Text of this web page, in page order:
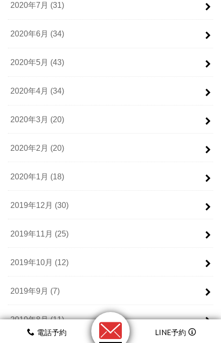
電話予約 LINE予約
2020年7月 (31)
2020年6月 (34)
2020年5月 (43)
2020年4月 (34)
2020年3月 (20)
2020年2月 (20)
2020年1月 (18)
2019年12月 (30)
2019年11月 (25)
2019年10月 (12)
2019年9月 (7)
2019年8月 (11)